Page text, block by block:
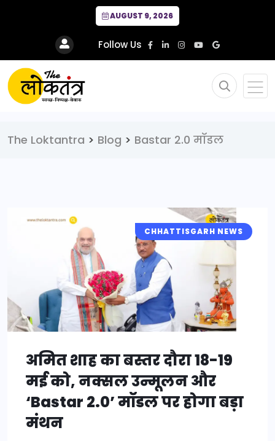
AUGUST 9, 2026
Follow Us
The Loktantra > Blog > Bastar 2.0 मॉडल
CHHATTISGARH NEWS
अमित शाह का बस्तर दौरा 18-19
मई को, नक्सल उन्मूलन और
‘Bastar 2.0’ मॉडल पर होगा बड़ा
मंथन